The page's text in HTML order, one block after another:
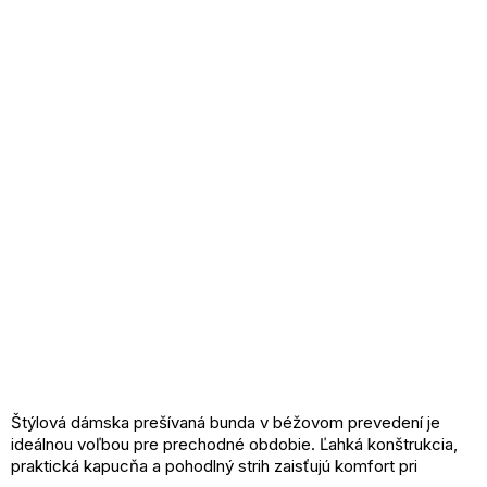
Štýlová dámska prešívaná bunda v béžovom prevedení je
ideálnou voľbou pre prechodné obdobie. Ľahká konštrukcia,
praktická kapucňa a pohodlný strih zaisťujú komfort pri